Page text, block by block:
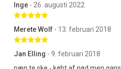
Inge - 26. augusti 2022
Betygsatt 5 av 5 stjärnor
Merete Wolf - 13. februari 2018
Betygsatt 5 av 5 stjärnor
Jan Elling - 9. februari 2018